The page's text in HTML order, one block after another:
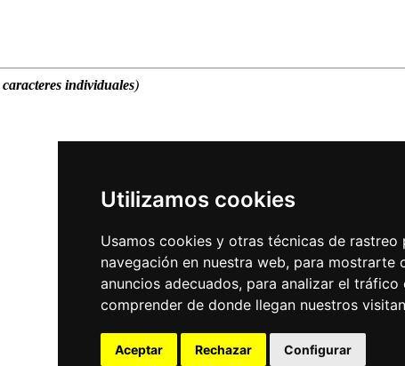
Utilizamos cookies
Usamos cookies y otras técnicas de
navegación en nuestra web, para mostrarte
anuncios adecuados, para analizar el tráfico
comprender de donde llegan nuestros
Aceptar Rechazar Configurar
caracteres individuales)